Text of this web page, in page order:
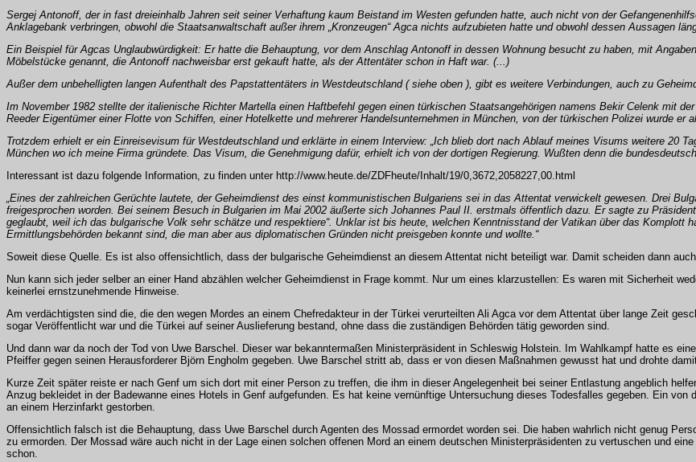
Sergej Antonoff, der in fast dreieinhalb Jahren seit seiner Verhaftung kaum Beistand im Westen gefunden hatte, auch nicht von der
Anklagebank verbringen, obwohl die Staatsanwaltschaft außer ihrem „Kronzeugen“ Agca nichts aufzubieten hatte und obwohl dessen Aussagen
Ein Beispiel für Agcas Unglaubwürdigkeit: Er hatte die Behauptung, vor dem Anschlag Antonoff in dessen Wohnung besucht zu haben, mit
Möbelstücke genannt, die Antonoff nachweisbar erst gekauft hatte, als der Attentäter schon in Haft war. (...)
Außer dem unbehelligten langen Aufenthalt des Papstattentäters in Westdeutschland ( siehe oben ), gibt es weitere Verbindungen, auch zu
Im November 1982 stellte der italienische Richter Martella einen Haftbefehl gegen einen türkischen Staatsangehörigen namens Bekir Celenk mit
Reeder Eigentümer einer Flotte von Schiffen, einer Hotelkette und mehrerer Handelsunternehmen in München, von der türkischen Polizei wurde er
Trotzdem erhielt er ein Einreisevisum für Westdeutschland und erklärte in einem Interview: „Ich blieb dort nach Ablauf meines Visums weitere 20
München wo ich meine Firma gründete. Das Visum, die Genehmigung dafür, erhielt ich von der dortigen Regierung. Wußten denn die
Interessant ist dazu folgende Information, zu finden unter http://www.heute.de/ZDFheute/Inhalt/19/0,3672,2058227,00.html
„Eines der zahlreichen Gerüchte lautete, der Geheimdienst des einst kommunistischen Bulgariens sei in das Attentat verwickelt gewesen. Drei
freigesprochen worden. Bei seinem Besuch in Bulgarien im Mai 2002 äußerte sich Johannes Paul II. erstmals öffentlich dazu. Er sagte zu
geglaubt, weil ich das bulgarische Volk sehr schätze und respektiere“. Unklar ist bis heute, welchen Kenntnisstand der Vatikan über das
Ermittlungsbehörden bekannt sind, die man aber aus diplomatischen Gründen nicht preisgeben konnte und wollte.“
Soweit diese Quelle. Es ist also offensichtlich, dass der bulgarische Geheimdienst an diesem Attentat nicht beteiligt war. Damit scheiden dann
Nun kann sich jeder selber an einer Hand abzählen welcher Geheimdienst in Frage kommt. Nur um eines klarzustellen: Es waren mit Sicherheit
keinerlei ernstzunehmende Hinweise.
Am verdächtigsten sind die, die den wegen Mordes an einem Chefredakteur in der Türkei verurteilten Ali Agca vor dem Attentat über lange Zeit
sogar Veröffentlicht war und die Türkei auf seiner Auslieferung bestand, ohne dass die zuständigen Behörden tätig geworden sind.
Und dann war da noch der Tod von Uwe Barschel. Dieser war bekanntermaßen Ministerpräsident in Schleswig Holstein. Im Wahlkampf hatte es
Pfeiffer gegen seinen Herausforderer Björn Engholm gegeben. Uwe Barschel stritt ab, dass er von diesen Maßnahmen gewusst hat und drohte
Kurze Zeit später reiste er nach Genf um sich dort mit einer Person zu treffen, die ihm in dieser Angelegenheit bei seiner Entlastung angeblich
Anzug bekleidet in der Badewanne eines Hotels in Genf aufgefunden. Es hat keine vernünftige Untersuchung dieses Todesfalles gegeben. Ein
an einem Herzinfarkt gestorben.
Offensichtlich falsch ist die Behauptung, dass Uwe Barschel durch Agenten des Mossad ermordet worden sei. Die haben wahrlich nicht genug
zu ermorden. Der Mossad wäre auch nicht in der Lage einen solchen offenen Mord an einem deutschen Ministerpräsidenten zu vertuschen und
schon.